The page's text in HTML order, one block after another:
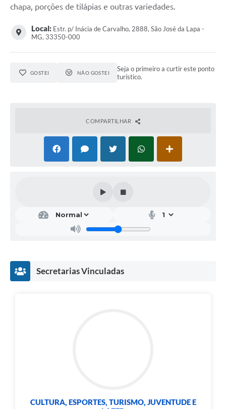
chapa, porções de tilápias e outras variedades.
Local: Estr. p/ Inácia de Carvalho, 2888, São José da Lapa -
MG, 33350-000
GOSTEI NÃO GOSTEI
Seja o primeiro a curtir este ponto
turístico.
COMPARTILHAR
Secretarias Vinculadas
CULTURA, ESPORTES, TURISMO, JUVENTUDE E